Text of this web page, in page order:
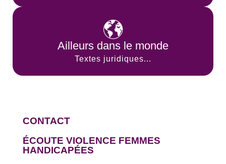
Ailleurs dans le monde
Textes juridiques...
CONTACT
ÉCOUTE VIOLENCE FEMMES
HANDICAPÉES